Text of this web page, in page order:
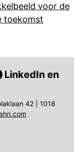
voor de
toekomst
LinkedIn en
42 | 1018